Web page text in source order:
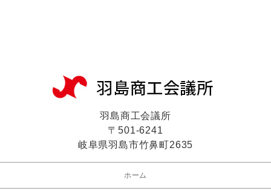
羽島商工会議所
〒501-6241
岐阜県羽島市竹鼻町2635
ホーム